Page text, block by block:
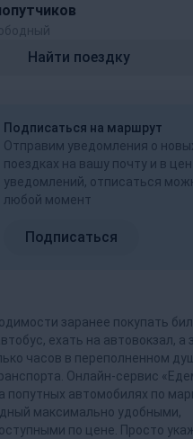
Найти поездку
Подписаться на маршрут
Отправим уведомления о
поездках на вашу почту и в
уведомлений, отписаться
любой момент
Подписаться
заранее покупать
ехать на автовокзал, а
часов в переполненном
Онлайн-сервис
попутных автомобилях по
максимально удобными,
по цене. Просто